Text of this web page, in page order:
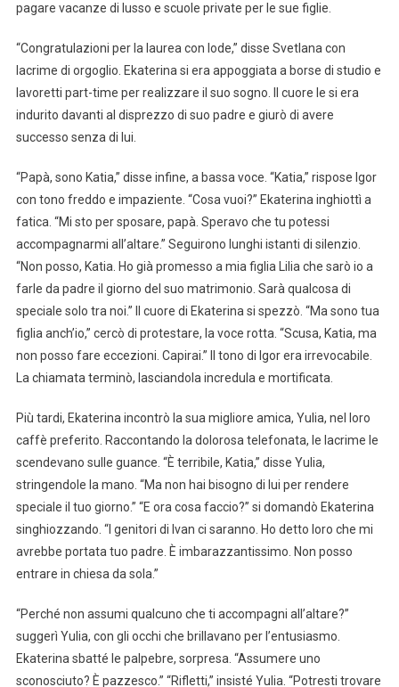
pagare vacanze di lusso e scuole private per le sue figlie.
“Congratulazioni per la laurea con lode,” disse Svetlana con
lacrime di orgoglio. Ekaterina si era appoggiata a borse di studio e
lavoretti part-time per realizzare il suo sogno. Il cuore le si era
indurito davanti al disprezzo di suo padre e giurò di avere
successo senza di lui.
“Papà, sono Katia,” disse infine, a bassa voce. “Katia,” rispose Igor
con tono freddo e impaziente. “Cosa vuoi?” Ekaterina inghiottì a
fatica. “Mi sto per sposare, papà. Speravo che tu potessi
accompagnarmi all’altare.” Seguirono lunghi istanti di silenzio.
“Non posso, Katia. Ho già promesso a mia figlia Lilia che sarò io a
farle da padre il giorno del suo matrimonio. Sarà qualcosa di
speciale solo tra noi.” Il cuore di Ekaterina si spezzò. “Ma sono tua
figlia anch’io,” cercò di protestare, la voce rotta. “Scusa, Katia, ma
non posso fare eccezioni. Capirai.” Il tono di Igor era irrevocabile.
La chiamata terminò, lasciandola incredula e mortificata.
Più tardi, Ekaterina incontrò la sua migliore amica, Yulia, nel loro
caffè preferito. Raccontando la dolorosa telefonata, le lacrime le
scendevano sulle guance. “È terribile, Katia,” disse Yulia,
stringendole la mano. “Ma non hai bisogno di lui per rendere
speciale il tuo giorno.” “E ora cosa faccio?” si domandò Ekaterina
singhiozzando. “I genitori di Ivan ci saranno. Ho detto loro che mi
avrebbe portata tuo padre. È imbarazzantissimo. Non posso
entrare in chiesa da sola.”
“Perché non assumi qualcuno che ti accompagni all’altare?”
suggerì Yulia, con gli occhi che brillavano per l’entusiasmo.
Ekaterina sbatté le palpebre, sorpresa. “Assumere uno
sconosciuto? È pazzesco.” “Rifletti,” insisté Yulia. “Potresti trovare